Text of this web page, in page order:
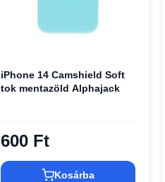
iPhone 14 Camshield Soft
tok mentazöld Alphajack
600 Ft
Kosárba